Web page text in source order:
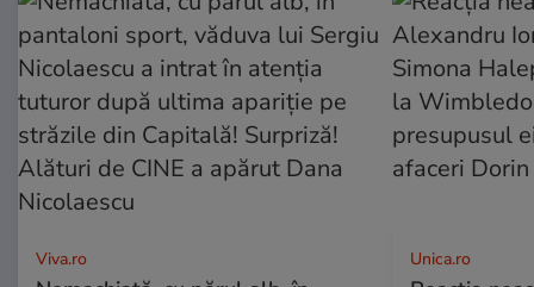
Viva.ro Unica.ro